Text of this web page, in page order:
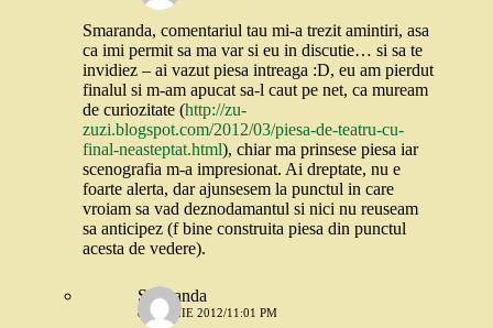
Smaranda, comentariul tau mi-a trezit amintiri, asa
ca imi permit sa ma var si eu in discutie… si sa te
invidiez – ai vazut piesa intreaga :D, eu am pierdut
finalul si m-am apucat sa-l caut pe net, ca muream
de curiozitate (http://zu-
zuzi.blogspot.com/2012/03/piesa-de-teatru-cu-
final-neasteptat.html), chiar ma prinsese piesa iar
scenografia m-a impresionat. Ai dreptate, nu e
foarte alerta, dar ajunsesem la punctul in care
vroiam sa vad deznodamantul si nici nu reuseam
sa anticipez (f bine construita piesa din punctul
acesta de vedere).
Smaranda
8 APRILIE 2012/11:01 PM